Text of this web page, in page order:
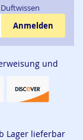
Anmelden
und
Lager lieferbar